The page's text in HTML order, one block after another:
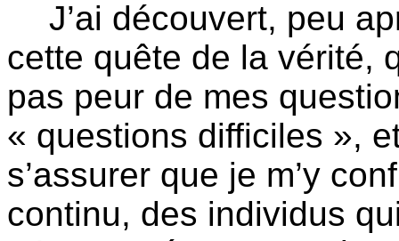
J’ai découvert, peu
cette quête de la vérité,
pas peur de mes
« questions difficiles »,
s’assurer que je m’y
continu, des individus